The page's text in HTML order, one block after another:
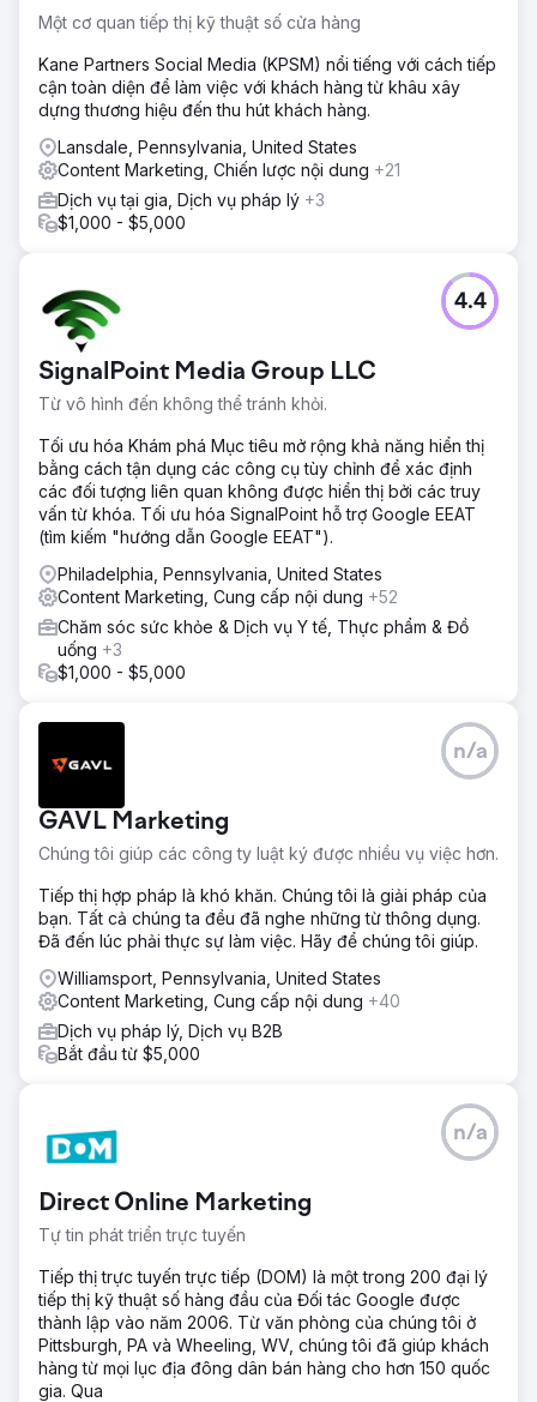
cụ tìm kiếm tăng từ 34% lên 78%. Số người đăng ký nhận
bản tin tăng lên hơn 109.000. Thời gian tải trang cải thiện
64%, giảm tỷ lệ thoát trang 41%. Lượt truy cập chương
trình đào tạo tăng 156%, tỷ lệ chuyển đổi bán sách tăng
89%. Khách hàng tiềm năng đến từ kênh inbound tăng
340%.
Chuyển đến trang agency
Một cơ quan tiếp thị kỹ thuật số cửa hàng
Kane Partners Social Media (KPSM) nổi tiếng với cách tiếp
cận toàn diện để làm việc với khách hàng từ khâu xây
dựng thương hiệu đến thu hút khách hàng.
Lansdale, Pennsylvania, United States
Content Marketing, Chiến lược nội dung +21
Dịch vụ tại gia, Dịch vụ pháp lý +3
$1,000 - $5,000
SignalPoint Media Group LLC
Từ vô hình đến không thể tránh khỏi.
4.4
Tối ưu hóa Khám phá Mục tiêu mở rộng khả năng hiển thị
bằng cách tận dụng các công cụ tùy chỉnh để xác định
các đối tượng liên quan không được hiển thị bởi các truy
vấn từ khóa. Tối ưu hóa SignalPoint hỗ trợ Google EEAT
(tìm kiếm "hướng dẫn Google EEAT").
Philadelphia, Pennsylvania, United States
Content Marketing, Cung cấp nội dung +52
Chăm sóc sức khỏe & Dịch vụ Y tế, Thực phẩm & Đồ
uống +3
$1,000 - $5,000
GAVL Marketing
Chúng tôi giúp các công ty luật ký được nhiều vụ việc hơn.
n/a
Tiếp thị hợp pháp là khó khăn. Chúng tôi là giải pháp của
bạn. Tất cả chúng ta đều đã nghe những từ thông dụng.
Đã đến lúc phải thực sự làm việc. Hãy để chúng tôi giúp.
Williamsport, Pennsylvania, United States
Content Marketing, Cung cấp nội dung +40
Dịch vụ pháp lý, Dịch vụ B2B
Bắt đầu từ $5,000
Direct Online Marketing
Tự tin phát triển trực tuyến
n/a
Tiếp thị trực tuyến trực tiếp (DOM) là một trong 200 đại lý
tiếp thị kỹ thuật số hàng đầu của Đối tác Google được
thành lập vào năm 2006. Từ văn phòng của chúng tôi ở
Pittsburgh, PA và Wheeling, WV, chúng tôi đã giúp khách
hàng từ mọi lục địa đông dân bán hàng cho hơn 150 quốc
gia. Qua